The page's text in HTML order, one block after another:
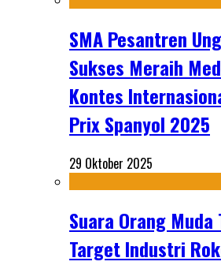
SMA Pesantren
Sukses Meraih
Kontes
Prix Spanyol 2025
29 Oktober 2025
Suara Orang Muda
Target Industri